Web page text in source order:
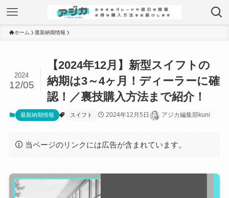
ホーム 最新納期情報
【2024年12月】新型スイフトの
納期は3～4ヶ月！ディーラーに確
認！／裏技購入方法まで紹介！
2024
12/05
最新納期情報 スイフト 2024年12月5日 アジカ編集部kuni
当ページのリンクには広告が含まれています。